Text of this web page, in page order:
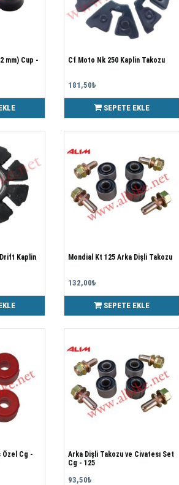
mm) Cup -
Cf Moto Nk 250 Kaplin Takozu
181,50₺
SEPETE EKLE
Kaplin
Mondial Kt 125 Arka Dişli Takozu
132,00₺
SEPETE EKLE
Özel Cg -
Arka Dişli Takozu ve Civatesı Set
Cg - 125
93,50₺